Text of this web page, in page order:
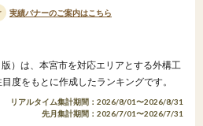
実績バナーのご案内はこちら
）は、本宮市を対応エリアとする外構工
度をもとに作成したランキングです。
リアルタイム集計期間：2026/8/01〜2026/8/31
先月集計期間：2026/7/01〜2026/7/31